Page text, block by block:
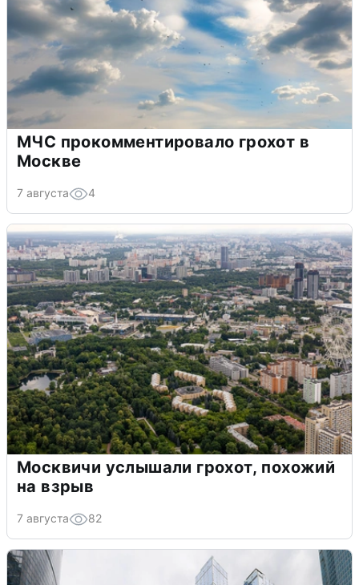
МЧС прокомментировало грохот в
Москве
7 августа 4
Москвичи услышали грохот, похожий
на взрыв
7 августа 82